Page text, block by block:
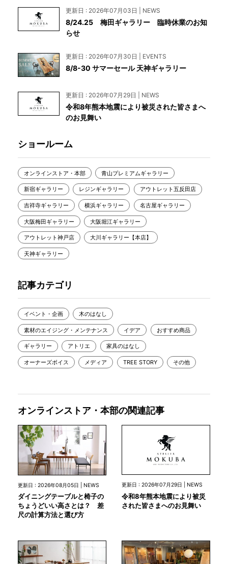
更新日 : 2026年07月03日 | NEWS
8/24.25 梅田ギャラリー 臨時休業のお知
らせ
更新日 : 2026年07月30日 | EVENTS
8/8-30 サマーセール 天神ギャラリー
更新日 : 2026年07月29日 | NEWS
令和8年熊本地震により被災された皆さまへ
のお見舞い
ショールーム
オンラインストア・本部 青山プレミアムギャラリー
新宿ギャラリー レジンギャラリー アウトレット五反田店
吉祥寺ギャラリー 横浜ギャラリー 名古屋ギャラリー
大阪梅田ギャラリー 大阪堀江ギャラリー
アウトレット神戸店 大川ギャラリー【本店】
天神ギャラリー
記事カテゴリ
イベント・企画 木のはなし
素材のエイジング・メンテナンス イデア おすすめ商品
ギャラリー アトリエ 家具のはなし
オーナーズボイス メディア TREE STORY その他
オンラインストア・本部の関連記事
更新日 : 2026年08月05日 | NEWS
ダイニングテーブルと椅子の
ちょうどいい高さとは？ 差
尺の計算方法と選び方
更新日 : 2026年07月29日 | NEWS
令和8年熊本地震により被災
された皆さまへのお見舞い